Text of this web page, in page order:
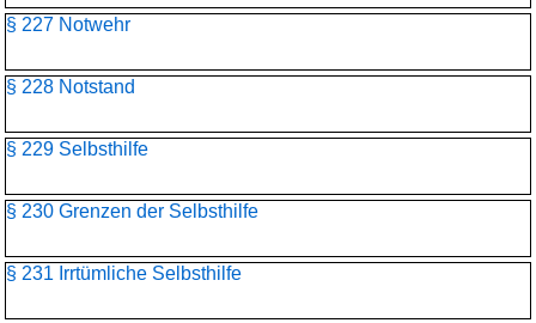
§ 227 Notwehr
§ 228 Notstand
§ 229 Selbsthilfe
§ 230 Grenzen der Selbsthilfe
§ 231 Irrtümliche Selbsthilfe